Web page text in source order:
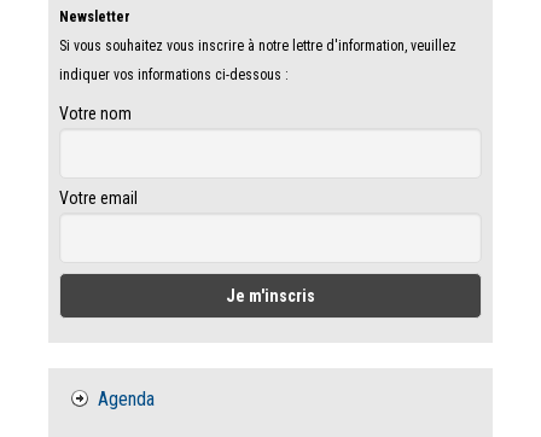
Newsletter
Si vous souhaitez vous inscrire à notre lettre d'information, veuillez
indiquer vos informations ci-dessous :
Votre nom
Votre email
Agenda